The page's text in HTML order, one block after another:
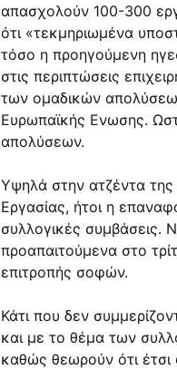
απασχολούν 100-300
ότι «τεκμηριωμένα
τόσο η προηγούμενη
στις περιπτώσεις
των ομαδικών
Ευρωπαϊκής Ενωσης.
απολύσεων.
Υψηλά στην ατζέντα
Εργασίας, ήτοι η
συλλογικές συμβάσεις.
προαπαιτούμενα στο
επιτροπής σοφών.
Κάτι που δεν
και με το θέμα των
καθώς θεωρούν ότι έτσι